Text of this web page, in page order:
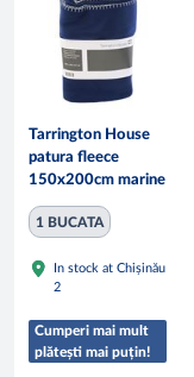
Tarrington House
patura fleece
150x200cm marine
1 BUCATA
In stock at Chișinău
2
Cumperi mai mult
plătești mai puțin!